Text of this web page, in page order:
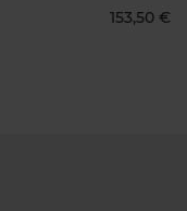
153,50 €